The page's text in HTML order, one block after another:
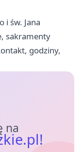
i św. Jana
sakramenty
godziny,
na